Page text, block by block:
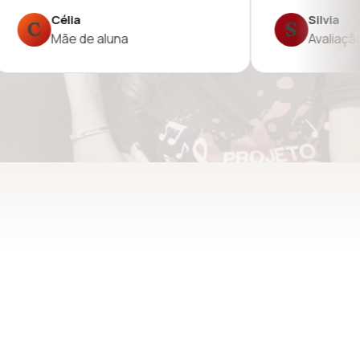
no Google
Rodolfo
Avaliação no